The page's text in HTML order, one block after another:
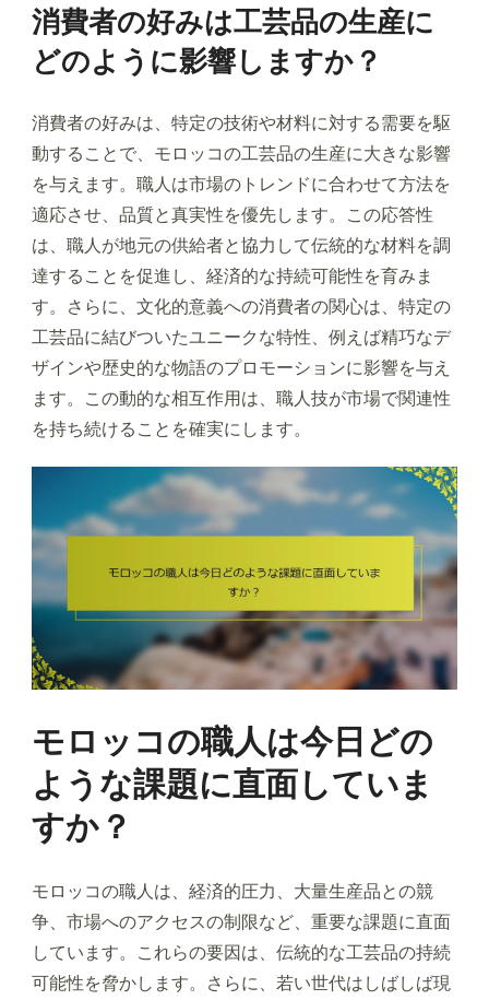
消費者の好みは工芸品の生産に
どのように影響しますか？
消費者の好みは、特定の技術や材料に対する需要を駆
動することで、モロッコの工芸品の生産に大きな影響
を与えます。職人は市場のトレンドに合わせて方法を
適応させ、品質と真実性を優先します。この応答性
は、職人が地元の供給者と協力して伝統的な材料を調
達することを促進し、経済的な持続可能性を育みま
す。さらに、文化的意義への消費者の関心は、特定の
工芸品に結びついたユニークな特性、例えば精巧なデ
ザインや歴史的な物語のプロモーションに影響を与え
ます。この動的な相互作用は、職人技が市場で関連性
を持ち続けることを確実にします。
モロッコの職人は今日どの
ような課題に直面していま
すか？
モロッコの職人は、経済的圧力、大量生産品との競
争、市場へのアクセスの制限など、重要な課題に直面
しています。これらの要因は、伝統的な工芸品の持続
可能性を脅かします。さらに、若い世代はしばしば現